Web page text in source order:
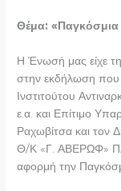
Θέμα:
Η Ένωσή μας είχε
στην εκδήλωση που
Ινστιτούτου
ε.α. και Επίτιμο
Ραχωβίτσα και τον
Θ/Κ «Γ. ΑΒΕΡΩΦ»
αφορμή την